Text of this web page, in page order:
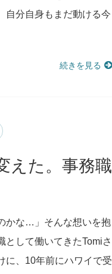
自分自身もまだ動ける今
続きを見る
えた。事務職
かな…」そんな想いを抱
として働いてきたTomiさ
に、10年前にハワイで受